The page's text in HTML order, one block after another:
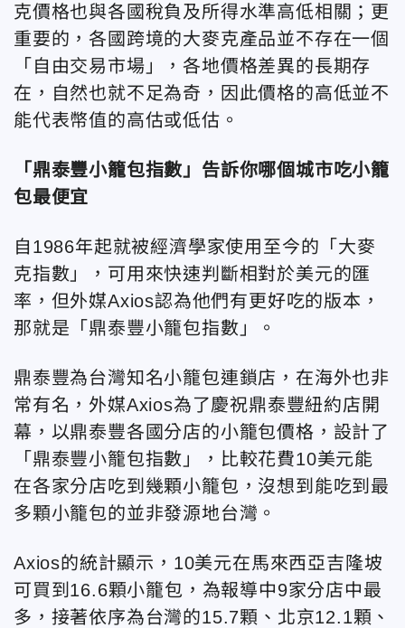
克價格也與各國稅負及所得水準高低相關；更
重要的，各國跨境的大麥克產品並不存在一個
「自由交易市場」，各地價格差異的長期存
在，自然也就不足為奇，因此價格的高低並不
能代表幣值的高估或低估。
「鼎泰豐小籠包指數」告訴你哪個城市吃小籠
包最便宜
自1986年起就被經濟學家使用至今的「大麥
克指數」，可用來快速判斷相對於美元的匯
率，但外媒Axios認為他們有更好吃的版本，
那就是「鼎泰豐小籠包指數」。
鼎泰豐為台灣知名小籠包連鎖店，在海外也非
常有名，外媒Axios為了慶祝鼎泰豐紐約店開
幕，以鼎泰豐各國分店的小籠包價格，設計了
「鼎泰豐小籠包指數」，比較花費10美元能
在各家分店吃到幾顆小籠包，沒想到能吃到最
多顆小籠包的並非發源地台灣。
Axios的統計顯示，10美元在馬來西亞吉隆坡
可買到16.6顆小籠包，為報導中9家分店中最
多，接著依序為台灣的15.7顆、北京12.1顆、